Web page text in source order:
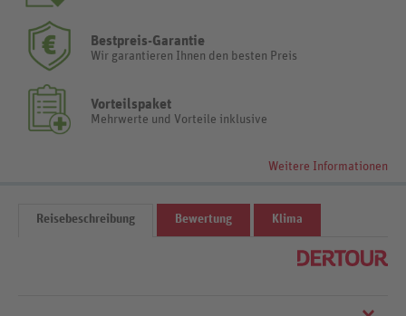
Bestpreis-Garantie
Wir garantieren Ihnen den besten Preis
Vorteilspaket
Mehrwerte und Vorteile inklusive
Weitere Informationen
Reisebeschreibung Bewertung Klima